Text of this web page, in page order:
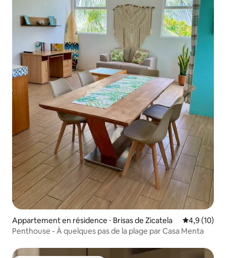
Appartement en résidence ⋅ Brisas de Zicatela Évaluation
4,9 (10)
Penthouse - À quelques pas de la plage par Casa Menta